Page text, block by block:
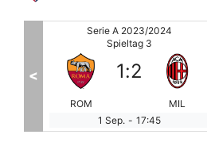
Serie A 2023/2024
Spieltag 3
BOL
2:1
CAG
2 Sep. - 15:30
<